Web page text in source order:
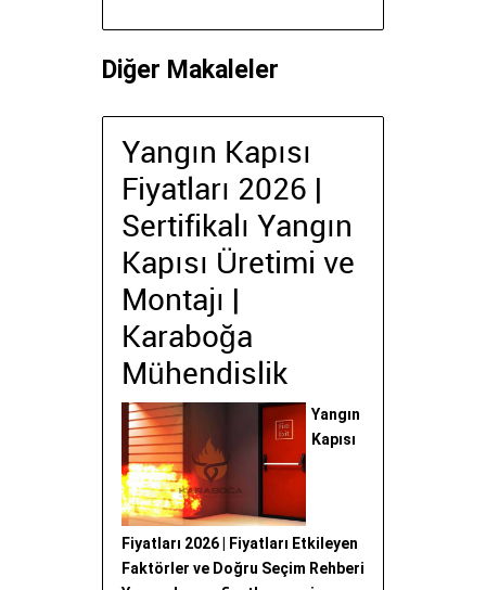
Diğer Makaleler
Yangın Kapısı
Fiyatları 2026 |
Sertifikalı Yangın
Kapısı Üretimi ve
Montajı |
Karaboğa
Mühendislik
Yangın
Kapısı
Fiyatları 2026 | Fiyatları Etkileyen
Faktörler ve Doğru Seçim Rehberi